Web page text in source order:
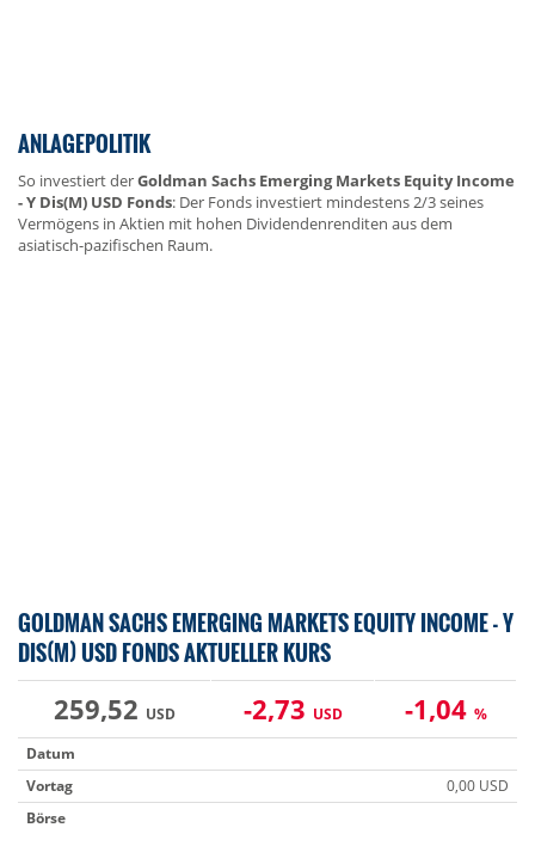
ANLAGEPOLITIK
So investiert derGoldman Sachs Emerging Markets Equity Income
- Y Dis(M) USD Fonds: Der Fonds investiert mindestens 2/3 seines
Vermögens in Aktien mit hohen Dividendenrenditen aus dem
asiatisch-pazifischen Raum.
GOLDMAN SACHS EMERGING MARKETS EQUITY INCOME - Y
DIS(M) USD FONDS AKTUELLER KURS
259,52 USD -2,73 USD -1,04 %
Datum
Vortag
0,00 USD
Börse